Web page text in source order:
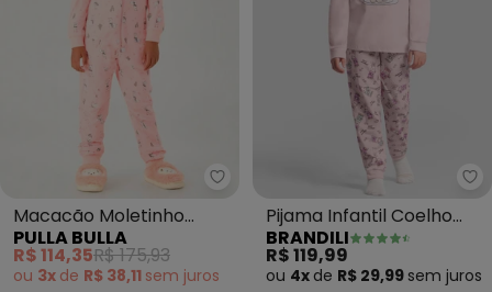
Pulla Bulla - Macacão
Macacão Moletinho
(Rosa)
PULLA BULLA
R$ 114,35R$ 175,93
ou 3x de R$ 38,11 sem juros
Pijama Infantil Coelho
Brilha no Escuro (Rosa)
BRANDILI
R$ 119,99
ou 4x de R$ 29,99 sem juros